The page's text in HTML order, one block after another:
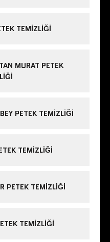
TEMIZLIĞI
MURAT PETEK
PETEK TEMIZLIĞI
TEMIZLIĞI
PETEK TEMIZLIĞI
TEMIZLIĞI